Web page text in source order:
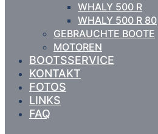
WHALY 500 R
WHALY 500 R 80
GEBRAUCHTE BOOTE
MOTOREN
BOOTSSERVICE
KONTAKT
FOTOS
LINKS
FAQ